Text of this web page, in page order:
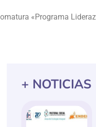
+ NOTICIAS